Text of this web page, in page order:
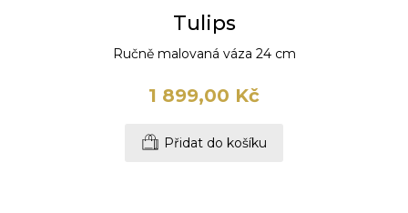
Tulips
Ručně malovaná váza 24 cm
1 899,00 Kč
Přidat do košíku